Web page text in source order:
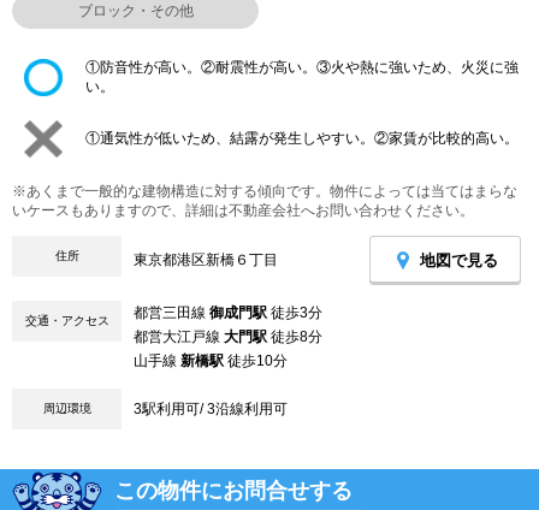
ブロック・その他
①防音性が高い。②耐震性が高い。③火や熱に強いため、火災に強
い。
①通気性が低いため、結露が発生しやすい。②家賃が比較的高い。
※あくまで一般的な建物構造に対する傾向です。物件によっては当てはまらな
いケースもありますので、詳細は不動産会社へお問い合わせください。
住所 東京都港区新橋６丁目 地図で見る
交通・アクセス 都営三田線 御成門駅 徒歩3分
都営大江戸線 大門駅 徒歩8分
山手線 新橋駅 徒歩10分
周辺環境 3駅利用可/ 3沿線利用可
この物件にお問合せする